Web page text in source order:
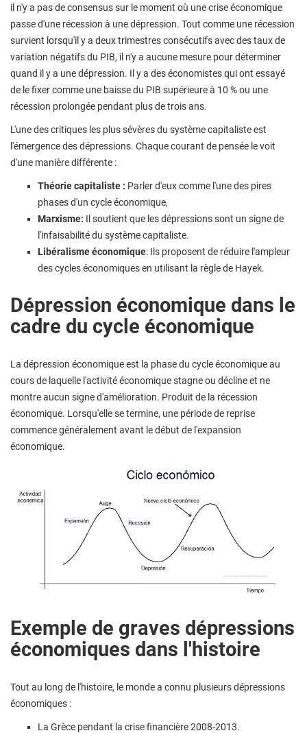
il n'y a pas de consensus sur le moment où une crise économique
passe d'une récession à une dépression. Tout comme une récession
survient lorsqu'il y a deux trimestres consécutifs avec des taux de
variation négatifs du PIB, il n'y a aucune mesure pour déterminer
quand il y a une dépression. Il y a des économistes qui ont essayé
de le fixer comme une baisse du PIB supérieure à 10 % ou une
récession prolongée pendant plus de trois ans.
L'une des critiques les plus sévères du système capitaliste est
l'émergence des dépressions. Chaque courant de pensée le voit
d'une manière différente :
Théorie capitaliste : Parler d'eux comme l'une des pires
phases d'un cycle économique,
Marxisme: Il soutient que les dépressions sont un signe de
l'infaisabilité du système capitaliste.
Libéralisme économique: Ils proposent de réduire l'ampleur
des cycles économiques en utilisant la règle de Hayek.
Dépression économique dans le
cadre du cycle économique
La dépression économique est la phase du cycle économique au
cours de laquelle l'activité économique stagne ou décline et ne
montre aucun signe d'amélioration. Produit de la récession
économique. Lorsqu'elle se termine, une période de reprise
commence généralement avant le début de l'expansion
économique.
Exemple de graves dépressions
économiques dans l'histoire
Tout au long de l'histoire, le monde a connu plusieurs dépressions
économiques :
La Grèce pendant la crise financière 2008-2013.